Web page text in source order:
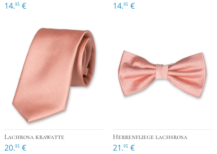
14.95 € 14.95 €
Lachrosa krawatte
20.95 €
Herrenfliege lachsrosa
21.95 €